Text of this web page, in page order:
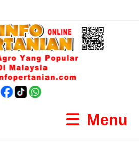
Menu